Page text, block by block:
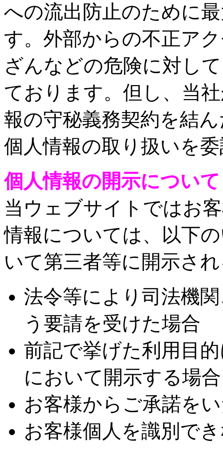
への流出防止のために
す。外部からの不正ア
ざんなどの危険に対し
ております。但し、当
報の守秘義務契約を結
個人情報の取り扱いを
個人情報の開示について
当ウェブサイトではお
情報については、以下
いて第三者等に開示さ
法令等により司法機
う要請を受けた場合
前記で挙げた利用目
において開示する場合
お客様からご承諾を
お客様個人を識別で